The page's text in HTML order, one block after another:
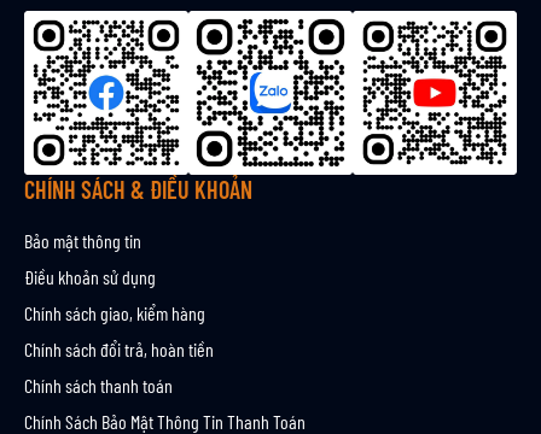
CHÍNH SÁCH & ĐIỀU KHOẢN
Bảo mật thông tin
Điều khoản sử dụng
Chính sách giao, kiểm hàng
Chính sách đổi trả, hoàn tiền
Chính sách thanh toán
Chính Sách Bảo Mật Thông Tin Thanh Toán